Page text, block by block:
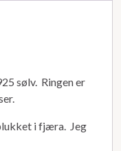
sølv. Ringen er
i fjæra. Jeg